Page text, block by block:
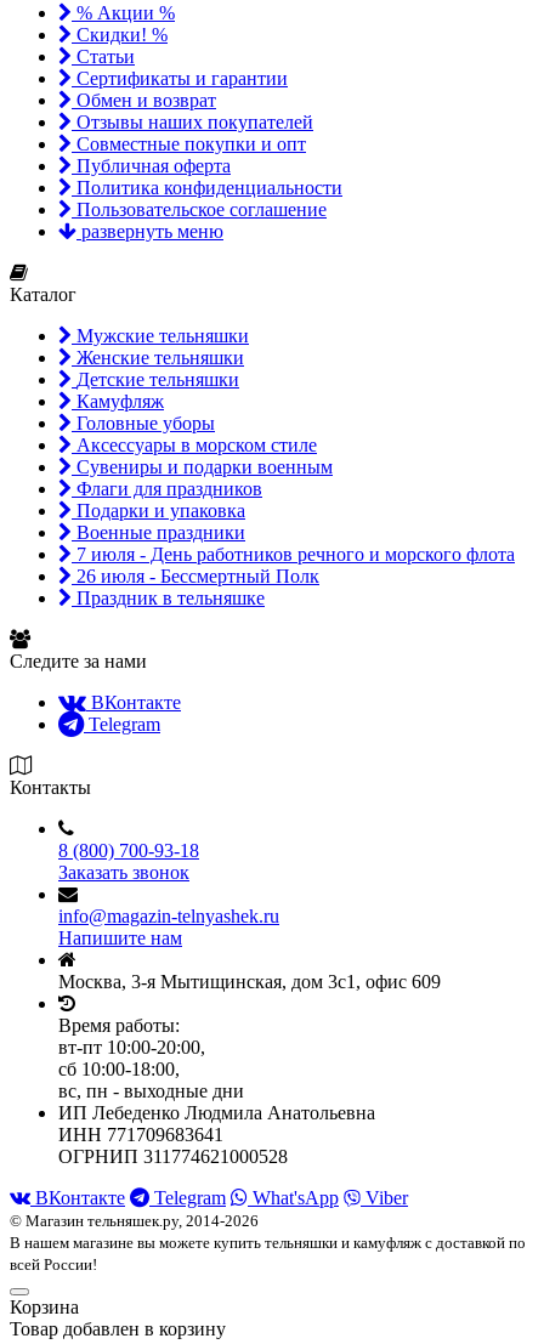
% Акции %
Скидки! %
Статьи
Сертификаты и гарантии
Обмен и возврат
Отзывы наших покупателей
Совместные покупки и опт
Публичная оферта
Политика конфиденциальности
Пользовательское соглашение
развернуть меню
Каталог
Мужские тельняшки
Женские тельняшки
Детские тельняшки
Камуфляж
Головные уборы
Аксессуары в морском стиле
Сувениры и подарки военным
Флаги для праздников
Подарки и упаковка
Военные праздники
7 июля - День работников речного и морского флота
26 июля - Бессмертный Полк
Праздник в тельняшке
Следите за нами
ВКонтакте
Telegram
Контакты
8 (800) 700-93-18
Заказать звонок
info@magazin-telnyashek.ru
Напишите нам
Москва, 3-я Мытищинская, дом 3с1, офис 609
Время работы:
вт-пт 10:00-20:00,
сб 10:00-18:00,
вс, пн - выходные дни
ИП Лебеденко Людмила Анатольевна
ИНН 771709683641
ОГРНИП 311774621000528
ВКонтакте
Telegram What'sApp Viber
© Магазин тельняшек.ру, 2014-2026
В нашем магазине вы можете купить тельняшки и камуфляж с доставкой по
всей России!
Корзина
Товар добавлен в корзину